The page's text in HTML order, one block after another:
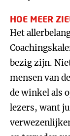
HOE MEER
Het
bezig zijn.
mensen van
de winkel als
lezers, want